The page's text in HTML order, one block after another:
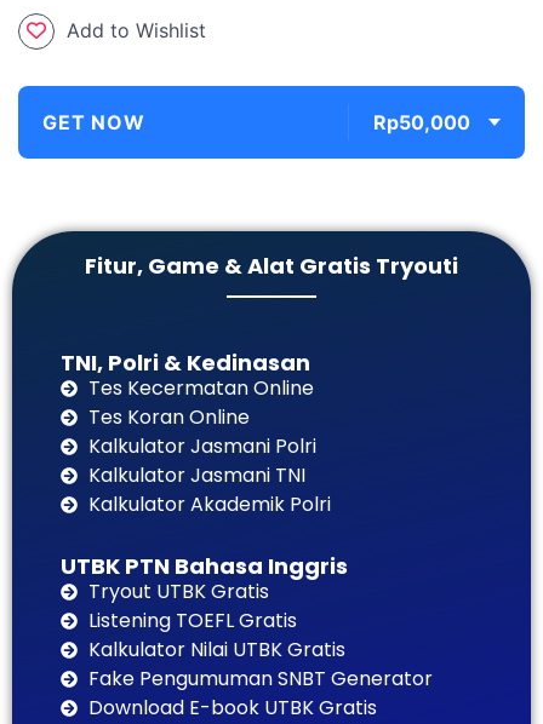
Add to Wishlist
GET NOW Rp50,000
Fitur, Game & Alat Gratis Tryouti
TNI, Polri & Kedinasan
Tes Kecermatan Online
Tes Koran Online
Kalkulator Jasmani Polri
Kalkulator Jasmani TNI
Kalkulator Akademik Polri
UTBK PTN Bahasa Inggris
Tryout UTBK Gratis
Listening TOEFL Gratis
Kalkulator Nilai UTBK Gratis
Fake Pengumuman SNBT Generator
Download E-book UTBK Gratis